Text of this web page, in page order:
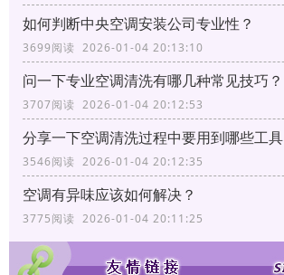
如何判断中央空调安装公司专业性？
3699阅读 2026-01-04 20:13:10
问一下专业空调清洗有哪几种常见技巧？
3707阅读 2026-01-04 20:12:53
分享一下空调清洗过程中要用到哪些工具
3546阅读 2026-01-04 20:12:35
空调有异味应该如何解决？
3775阅读 2026-01-04 20:11:25